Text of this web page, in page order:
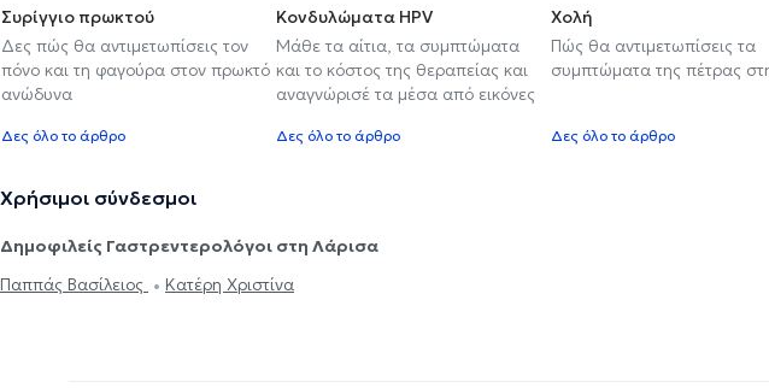
Συρίγγιο πρωκτού
Δες πώς θα αντιμετωπίσεις τον
πόνο και τη φαγούρα στον πρωκτό
ανώδυνα
Δες όλο το άρθρο
Κονδυλώματα HPV
Μάθε τα αίτια, τα συμπτώματα
και το κόστος της θεραπείας και
αναγνώρισέ τα μέσα από εικόνες
Δες όλο το άρθρο
Χολή
Πώς θα αντιμετωπίσεις τα
συμπτώματα της πέτρας
Δες όλο το άρθρο
Χρήσιμοι σύνδεσμοι
Δημοφιλείς Γαστρεντερολόγοι στη Λάρισα
Παππάς Βασίλειος
Κατέρη Χριστίνα